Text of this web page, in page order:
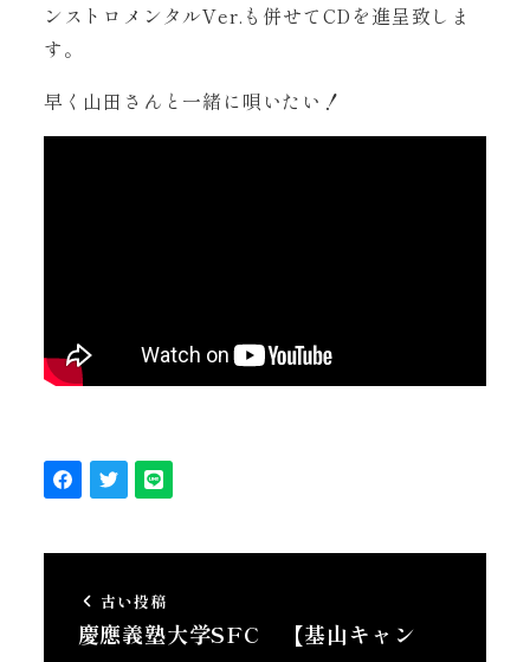
ンストロメンタルVer.も併せてCDを進呈致しま
す。
早く山田さんと一緒に唄いたい！
古い投稿
慶應義塾大学SFC 【基山キャン